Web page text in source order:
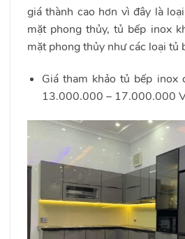
giá thành cao hơn vì đây là
mặt phong thủy, tủ bếp inox
mặt phong thủy như các loại tủ
Giá tham khảo tủ bếp inox
13.000.000 – 17.000.000